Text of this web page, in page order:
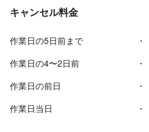
キャンセル料金
作業日の5日前まで ・
作業日の4〜2日前
・
作業日の前日
・
作業日当日
・